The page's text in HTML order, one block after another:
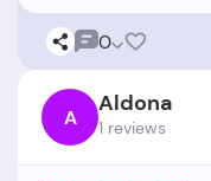
0
A Aldona
1 reviews